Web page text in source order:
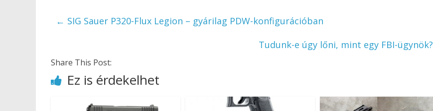
← SIG Sauer P320-Flux Legion – gyárilag PDW-konfigurációban
Tudunk-e úgy lőni, mint egy FBI-ügynök?
Share This Post:
Ez is érdekelhet